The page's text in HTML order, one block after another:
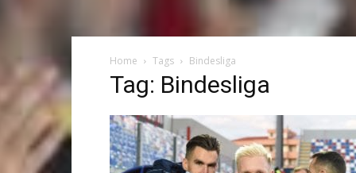
Home Tags Bindesliga
Tag: Bindesliga